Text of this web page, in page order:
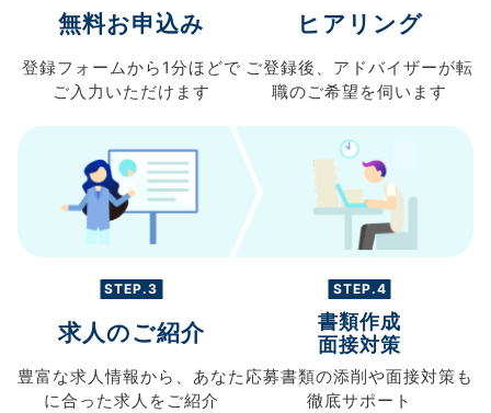
無料お申込み
登録フォームから 1分ほどで
ご入力 いただけます
ヒアリング
ご登録後、 アドバイザーが転
職のご希望を伺います
STEP.3
求人のご紹介
豊富な求人情報から、 あなた
に合った求人を ご紹介
STEP.4
書類作成
面接対策
応募書類の添削や面接対策も
徹底サポート